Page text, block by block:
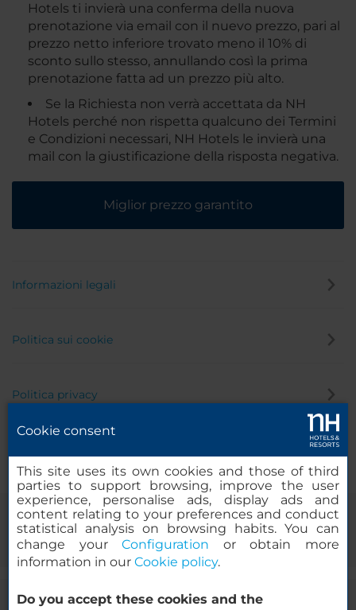
Hotels ti invierà una conferma della nuova
prenotazione via email con il nuevo prezzo, pari al
prezzo netto inferiore trovato meno il 10% di
sconto sullo stesso, annullando così la prima
prenotazione fatta ad un prezzo più alto.
Se la Richiesta non verrà accettata da NH
Hotels perché non rispetta qualcuno dei Termini
e Condizioni necessari, NH Hotels le invierà una
mail con la giustificazione della risposta negativa.
Miglior prezzo garantito
Informazioni legali
Politica sui cookie
Politica privacy
Cookie consent
This site uses its own cookies and those of third
parties to support browsing, improve the user
experience, personalise ads, display ads and
content relating to your preferences and conduct
statistical analysis on browsing habits. You can
change yourConfiguration or obtain more
information in our Cookie policy.
Do you accept these cookies and the